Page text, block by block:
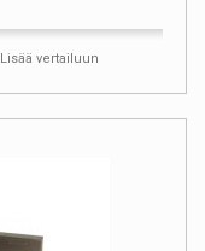
Lisää vertailuun